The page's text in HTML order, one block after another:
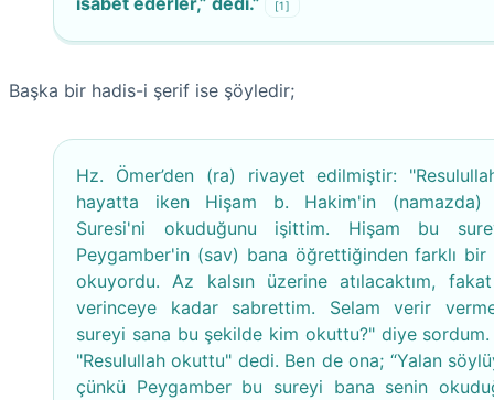
[1]
Başka bir hadis-i şerif ise şöyledir;
Hz. Ömer’den (ra) rivayet edilmiştir:
hayatta iken Hişam b. Hakim'in (namazda)
Suresi'ni okuduğunu işittim. Hişam bu
Peygamber'in (sav) bana öğrettiğinden farklı bir
okuyordu. Az kalsın üzerine atılacaktım,
verinceye kadar sabrettim. Selam verir
sureyi sana bu şekilde kim okuttu?" diye sordum.
"Resulullah okuttu" dedi. Ben de ona; “Yalan
çünkü Peygamber bu sureyi bana senin